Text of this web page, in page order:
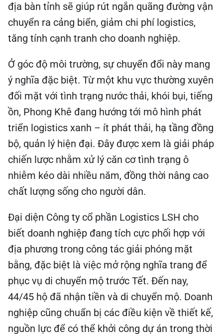
địa bàn tỉnh sẽ giúp rút ngắn quãng đường vận
chuyển ra cảng biển, giảm chi phí logistics,
tăng tính cạnh tranh cho doanh nghiệp.
Ở góc độ môi trường, sự chuyển đổi này mang
ý nghĩa đặc biệt. Từ một khu vực thường xuyên
đối mặt với tình trạng nước thải, khói bụi, tiếng
ồn, Phong Khê đang hướng tới mô hình phát
triển logistics xanh – ít phát thải, hạ tầng đồng
bộ, quản lý hiện đại. Đây được xem là giải pháp
chiến lược nhằm xử lý căn cơ tình trạng ô
nhiễm kéo dài nhiều năm, đồng thời nâng cao
chất lượng sống cho người dân.
Đại diện Công ty cổ phần Logistics LSH cho
biết doanh nghiệp đang tích cực phối hợp với
địa phương trong công tác giải phóng mặt
bằng, đặc biệt là việc mở rộng nghĩa trang để
phục vụ di chuyển mộ trước Tết. Đến nay,
44/45 hộ đã nhận tiền và di chuyển mộ. Doanh
nghiệp cũng chuẩn bị các điều kiện về thiết kế,
nguồn lực để có thể khởi công dự án trong thời